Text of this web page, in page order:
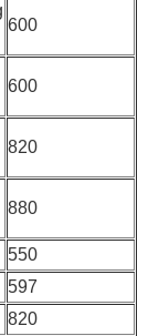
600
600
820
880
550
597
820